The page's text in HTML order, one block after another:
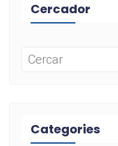
Cercador
Categories